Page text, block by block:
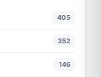
405
352
146